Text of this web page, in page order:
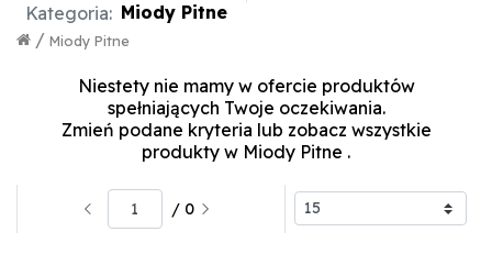
Kategoria: Miody Pitne
Miody Pitne
/
Niestety nie mamy w ofercie produktów
spełniających Twoje oczekiwania.
Zmień podane kryteria lub zobacz wszystkie
produkty w Miody Pitne .
/ 0